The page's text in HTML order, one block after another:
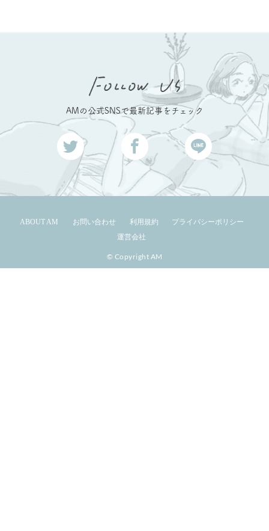
AMの公式SNSで最新記事をチェック
ABOUT AM お問い合わせ 利用規約
プライバシーポリシー
運営会社
© Copyright AM